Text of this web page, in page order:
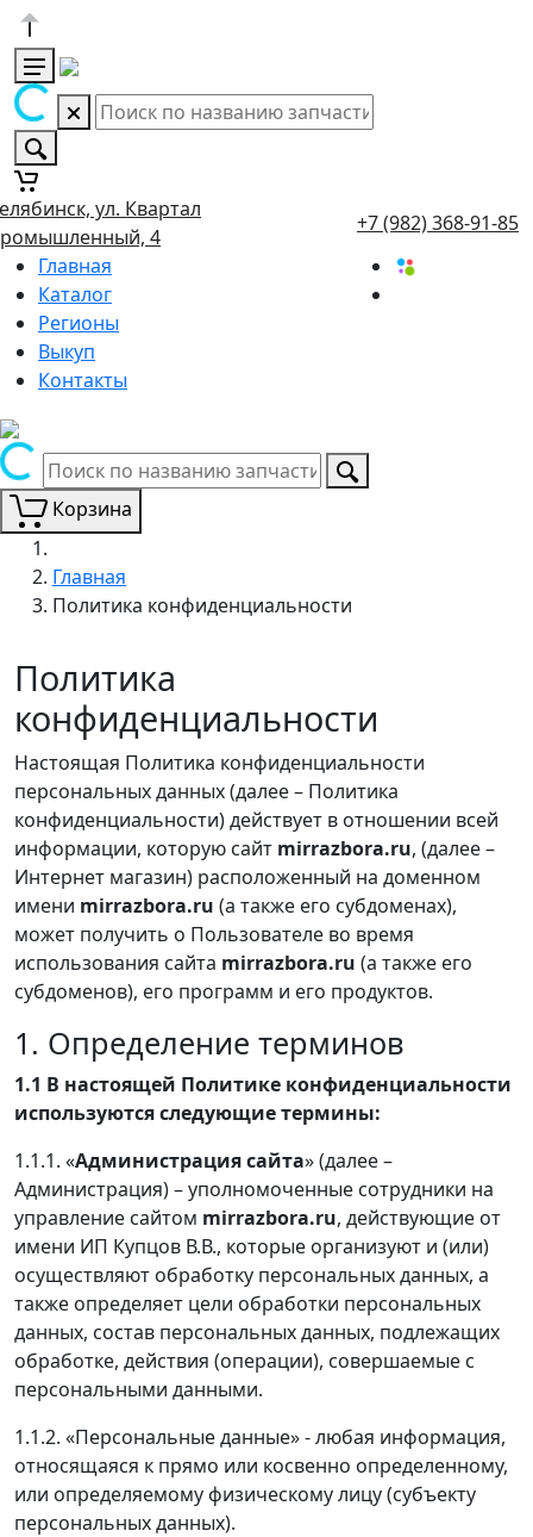
ул. Квартал
4
+7 (982) 368-91-85
Главная
Каталог
Регионы
Выкуп
Контакты
Корзина
Главная
Политика конфиденциальности
Политика
конфиденциальности
Настоящая Политика конфиденциальности
персональных данных (далее – Политика
конфиденциальности) действует в отношении всей
информации, которую сайт mirrazbora.ru, (далее –
Интернет магазин) расположенный на доменном
имени mirrazbora.ru (а также его субдоменах),
может получить о Пользователе во время
использования сайта mirrazbora.ru (а также его
субдоменов), его программ и его продуктов.
1. Определение терминов
1.1 В настоящей Политике конфиденциальности
используются следующие термины:
1.1.1. «Администрация сайта» (далее –
Администрация) – уполномоченные сотрудники на
управление сайтом mirrazbora.ru, действующие от
имени ИП Купцов В.В., которые организуют и (или)
осуществляют обработку персональных данных, а
также определяет цели обработки персональных
данных, состав персональных данных, подлежащих
обработке, действия (операции), совершаемые с
персональными данными.
1.1.2. «Персональные данные» - любая информация,
относящаяся к прямо или косвенно определенному,
или определяемому физическому лицу (субъекту
персональных данных).